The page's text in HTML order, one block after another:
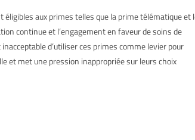
aux primes telles que la prime télématique et
continue et l’engagement en faveur de soins de
d’utiliser ces primes comme levier pour
et met une pression inappropriée sur leurs choix